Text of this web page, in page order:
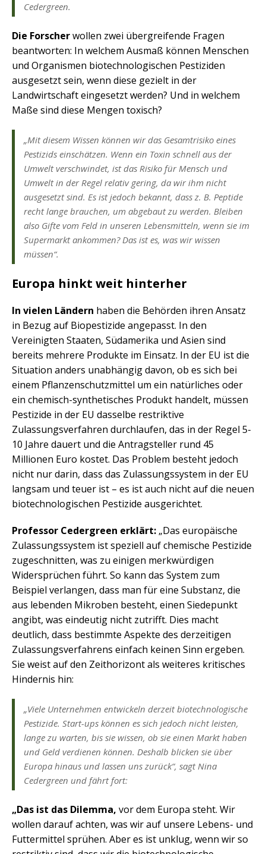
Cedergreen.
Die Forscherwollen zwei übergreifende Fragen
beantworten: In welchem Ausmaß können Menschen
und Organismen biotechnologischen Pestiziden
ausgesetzt sein, wenn diese gezielt in der
Landwirtschaft eingesetzt werden? Und in welchem
Maße sind diese Mengen toxisch?
„Mit diesem Wissen können wir das Gesamtrisiko eines
Pestizids einschätzen. Wenn ein Toxin schnell aus der
Umwelt verschwindet, ist das Risiko für Mensch und
Umwelt in der Regel relativ gering, da wir ihm nicht
ausgesetzt sind. Es ist jedoch bekannt, dass z. B. Peptide
recht lange brauchen, um abgebaut zu werden. Bleiben
also Gifte vom Feld in unseren Lebensmitteln, wenn sie im
Supermarkt ankommen? Das ist es, was wir wissen
müssen“.
Europa hinkt weit hinterher
In vielen Ländern haben die Behörden ihren Ansatz
in Bezug auf Biopestizide angepasst. In den
Vereinigten Staaten, Südamerika und Asien sind
bereits mehrere Produkte im Einsatz. In der EU ist die
Situation anders unabhängig davon, ob es sich bei
einem Pflanzenschutzmittel um ein natürliches oder
ein chemisch-synthetisches Produkt handelt, müssen
Pestizide in der EU dasselbe restriktive
Zulassungsverfahren durchlaufen, das in der Regel 5-
10 Jahre dauert und die Antragsteller rund 45
Millionen Euro kostet. Das Problem besteht jedoch
nicht nur darin, dass das Zulassungssystem in der EU
langsam und teuer ist – es ist auch nicht auf die neuen
biotechnologischen Pestizide ausgerichtet.
Professor Cedergreen erklärt: „Das europäische
Zulassungssystem ist speziell auf chemische Pestizide
zugeschnitten, was zu einigen merkwürdigen
Widersprüchen führt. So kann das System zum
Beispiel verlangen, dass man für eine Substanz, die
aus lebenden Mikroben besteht, einen Siedepunkt
angibt, was eindeutig nicht zutrifft. Dies macht
deutlich, dass bestimmte Aspekte des derzeitigen
Zulassungsverfahrens einfach keinen Sinn ergeben.
Sie weist auf den Zeithorizont als weiteres kritisches
Hindernis hin:
„Viele Unternehmen entwickeln derzeit biotechnologische
Pestizide. Start-ups können es sich jedoch nicht leisten,
lange zu warten, bis sie wissen, ob sie einen Markt haben
und Geld verdienen können. Deshalb blicken sie über
Europa hinaus und lassen uns zurück“, sagt Nina
Cedergreen und fährt fort:
„Das ist das Dilemma, vor dem Europa steht. Wir
wollen darauf achten, was wir auf unsere Lebens- und
Futtermittel sprühen. Aber es ist unklug, wenn wir so